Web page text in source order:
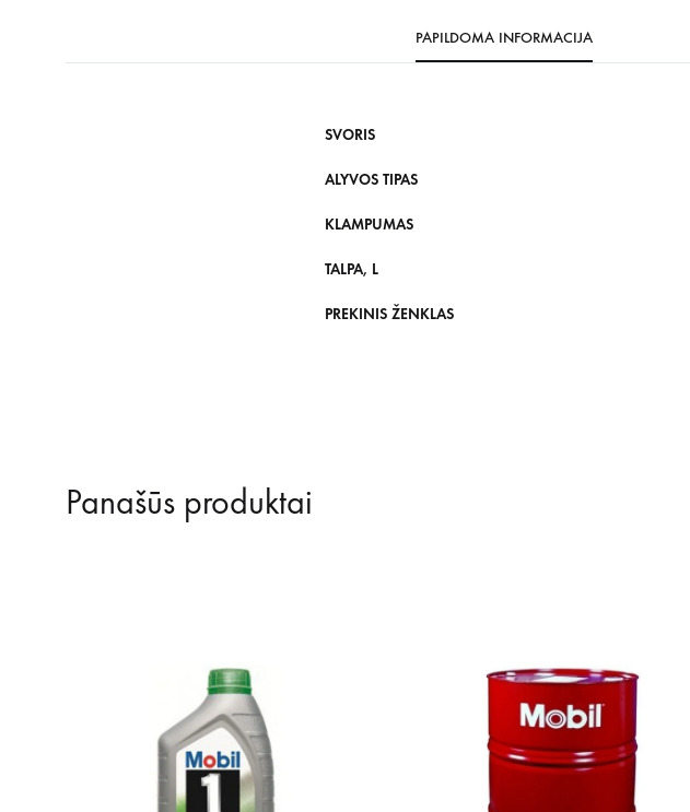
PAPILDOMA INFORMACIJA
SVORIS
ALYVOS TIPAS
KLAMPUMAS
TALPA, L
PREKINIS ŽENKLAS
Panašūs produktai